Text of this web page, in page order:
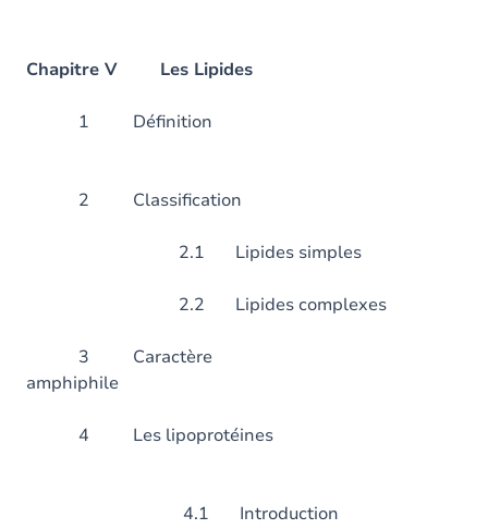
Chapitre V Les Lipides
1
2
2.1 Lipides simples
2.2 Lipides complexes
3 Caractère
4 Les
4.1 Introduction